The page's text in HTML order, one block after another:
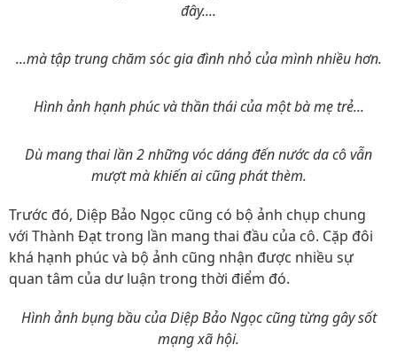
đây....
...mà tập trung chăm sóc gia đình nhỏ của mình nhiều hơn.
Hình ảnh hạnh phúc và thần thái của một bà mẹ trẻ...
Dù mang thai lần 2 những vóc dáng đến nước da cô vẫn
mượt mà khiến ai cũng phát thèm.
Trước đó, Diệp Bảo Ngọc cũng có bộ ảnh chụp chung
với Thành Đạt trong lần mang thai đầu của cô. Cặp đôi
khá hạnh phúc và bộ ảnh cũng nhận được nhiều sự
quan tâm của dư luận trong thời điểm đó.
Hình ảnh bụng bầu của Diệp Bảo Ngọc cũng từng gây sốt
mạng xã hội.